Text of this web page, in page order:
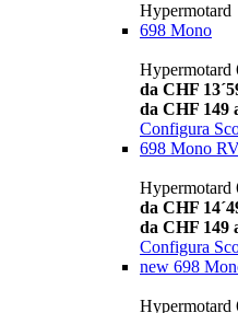
Hypermotard
698 Mono
Hypermotard
da CHF
da CHF 149
Configura
698 Mono
Hypermotard
da CHF
da CHF 149
Configura
new 698
Hypermotard